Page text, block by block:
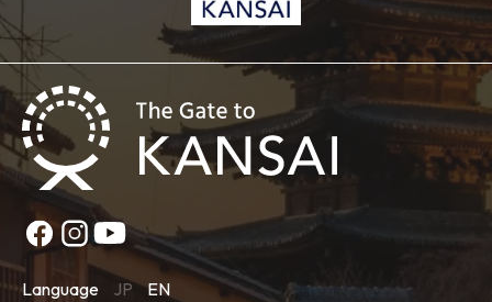
Language JP EN